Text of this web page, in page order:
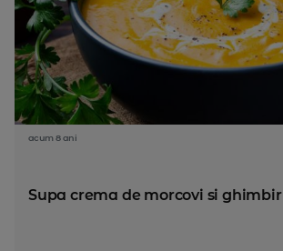
acum 8 ani
Supa crema de morcovi si ghimbir